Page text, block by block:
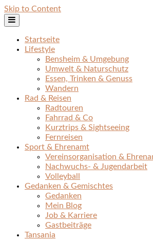
Skip to Content
Startseite
Lifestyle
Bensheim & Umgebung
Umwelt & Naturschutz
Essen, Trinken & Genuss
Wandern
Rad & Reisen
Radtouren
Fahrrad & Co
Kurztrips & Sightseeing
Fernreisen
Sport & Ehrenamt
Vereinsorganisation &
Nachwuchs- & Jugendarbeit
Volleyball
Gedanken & Gemischtes
Gedanken
Mein Blog
Job & Karriere
Gastbeiträge
Tansania